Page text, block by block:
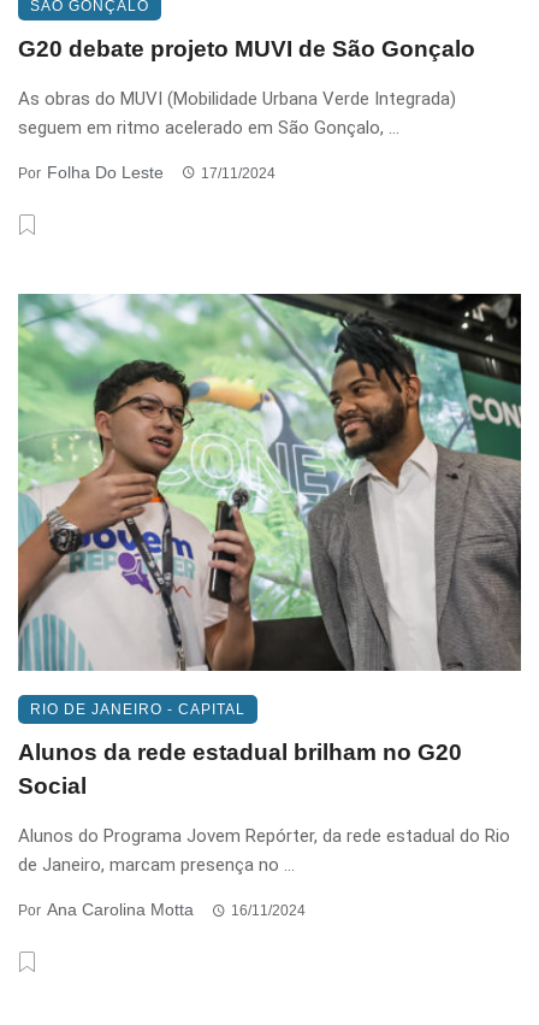
SÃO GONÇALO
G20 debate projeto MUVI de São Gonçalo
As obras do MUVI (Mobilidade Urbana Verde Integrada)
seguem em ritmo acelerado em São Gonçalo, ...
Por Folha Do Leste 17/11/2024
RIO DE JANEIRO - CAPITAL
Alunos da rede estadual brilham no G20
Social
Alunos do Programa Jovem Repórter, da rede estadual do Rio
de Janeiro, marcam presença no ...
Por Ana Carolina Motta 16/11/2024